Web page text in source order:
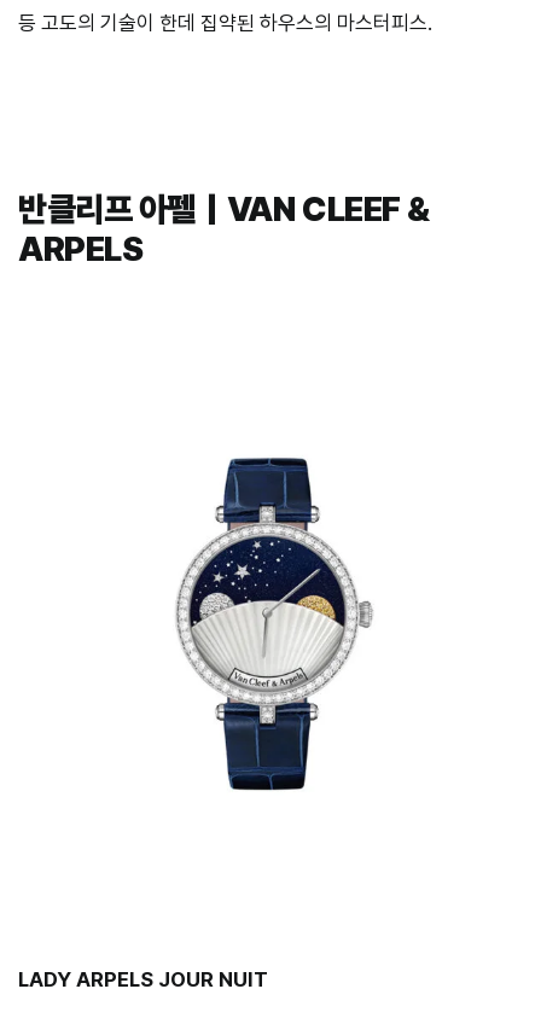
등 고도의 기술이 한데 집약된 하우스의 마스터피스.
반클리프 아펠｜VAN CLEEF &
ARPELS
LADY ARPELS JOUR NUIT